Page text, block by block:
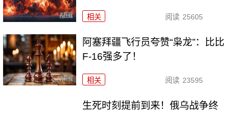
相关 阅读 25605
阿塞拜疆飞行员夸赞“枭龙”：比比
F-16强多了！
相关 阅读 23595
生死时刻提前到来！俄乌战争终